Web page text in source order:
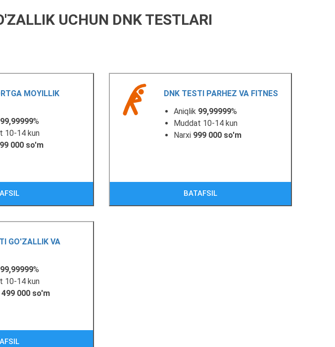
UCHUN DNK TESTLARI
MOYILLIK
99,99999%
10-14 kun
000 so'm
DNK TESTI PARHEZ VA FITNES
Aniqlik 99,99999%
Muddat 10-14 kun
Narxi 999 000 so'm
BATAFSIL
GO'ZALLIK VA
99,99999%
10-14 kun
499 000 so'm